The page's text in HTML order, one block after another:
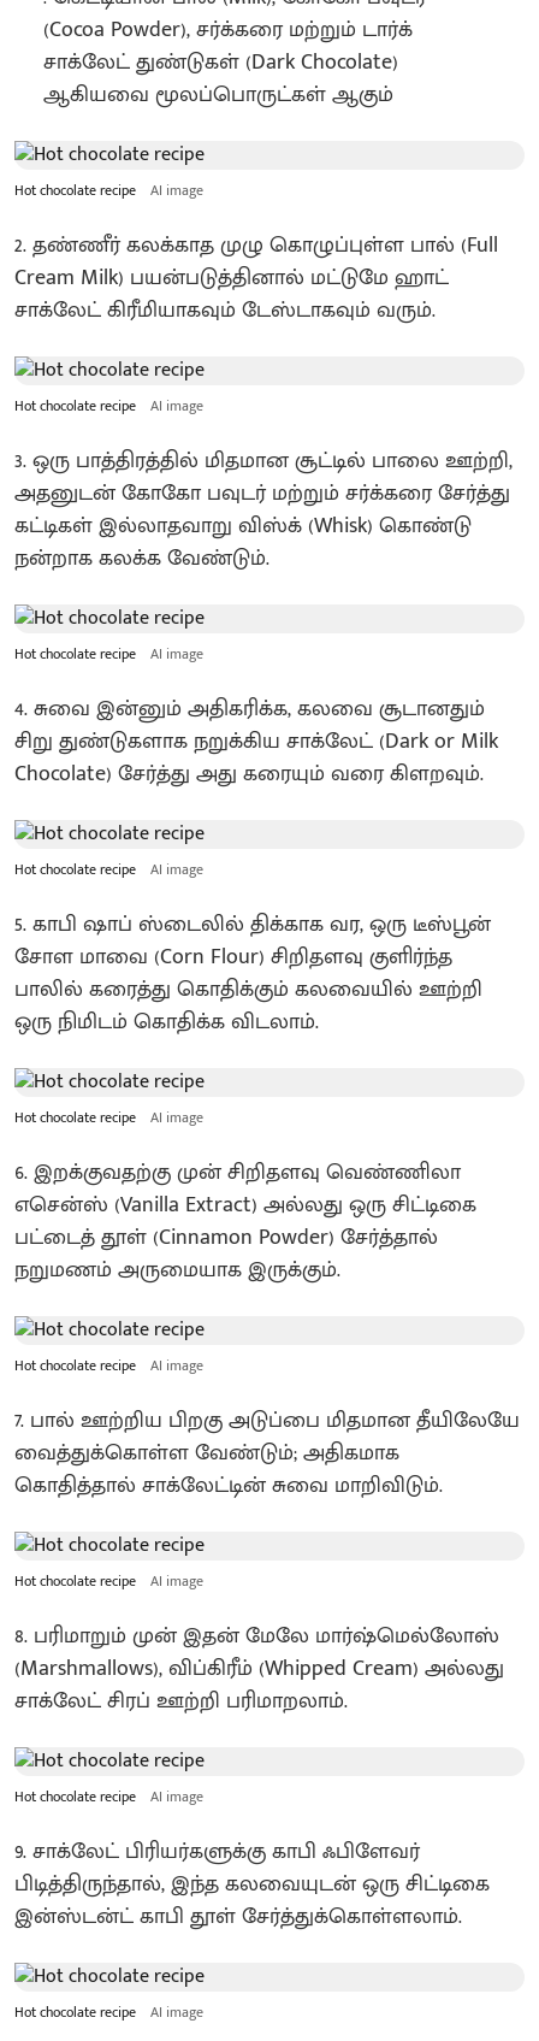
(Cocoa Powder), சர்க்கரை மற்றும் டார்க்
சாக்லேட் துண்டுகள் (Dark Chocolate)
ஆகியவை மூலப்பொருட்கள் ஆகும்
Hot chocolate recipe AI image
2. தண்ணீர் கலக்காத முழு கொழுப்புள்ள பால் (Full
Cream Milk) பயன்படுத்தினால் மட்டுமே ஹாட்
சாக்லேட் கிரீமியாகவும் டேஸ்டாகவும் வரும்.
Hot chocolate recipe AI image
3. ஒரு பாத்திரத்தில் மிதமான சூட்டில் பாலை ஊற்றி,
அதனுடன் கோகோ பவுடர் மற்றும் சர்க்கரை சேர்த்து
கட்டிகள் இல்லாதவாறு விஸ்க் (Whisk) கொண்டு
நன்றாக கலக்க வேண்டும்.
Hot chocolate recipe AI image
4. சுவை இன்னும் அதிகரிக்க, கலவை சூடானதும்
சிறு துண்டுகளாக நறுக்கிய சாக்லேட் (Dark or Milk
Chocolate) சேர்த்து அது கரையும் வரை கிளறவும்.
Hot chocolate recipe AI image
5. காபி ஷாப் ஸ்டைலில் திக்காக வர, ஒரு டீஸ்பூன்
சோள மாவை (Corn Flour) சிறிதளவு குளிர்ந்த
பாலில் கரைத்து கொதிக்கும் கலவையில் ஊற்றி
ஒரு நிமிடம் கொதிக்க விடலாம்.
Hot chocolate recipe AI image
6. இறக்குவதற்கு முன் சிறிதளவு வெண்ணிலா
எசென்ஸ் (Vanilla Extract) அல்லது ஒரு சிட்டிகை
பட்டைத் தூள் (Cinnamon Powder) சேர்த்தால்
நறுமணம் அருமையாக இருக்கும்.
Hot chocolate recipe AI image
7. பால் ஊற்றிய பிறகு அடுப்பை மிதமான தீயிலேயே
வைத்துக்கொள்ள வேண்டும்; அதிகமாக
கொதித்தால் சாக்லேட்டின் சுவை மாறிவிடும்.
Hot chocolate recipe AI image
8. பரிமாறும் முன் இதன் மேலே மார்ஷ்மெல்லோஸ்
(Marshmallows), விப்கிரீம் (Whipped Cream) அல்லது
சாக்லேட் சிரப் ஊற்றி பரிமாறலாம்.
Hot chocolate recipe AI image
9. சாக்லேட் பிரியர்களுக்கு காபி ஃபிளேவர்
பிடித்திருந்தால், இந்த கலவையுடன் ஒரு சிட்டிகை
இன்ஸ்டன்ட் காபி தூள் சேர்த்துக்கொள்ளலாம்.
Hot chocolate recipe AI image